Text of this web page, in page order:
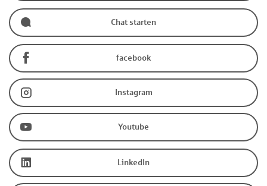
Chat starten
facebook
Instagram
Youtube
LinkedIn